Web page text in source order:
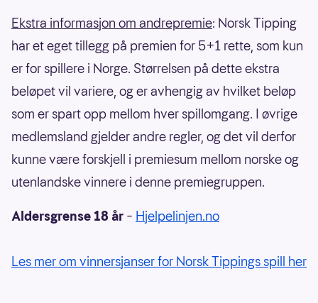
Ekstra informasjon om andrepremie: Norsk Tipping
har et eget tillegg på premien for 5+1 rette, som kun
er for spillere i Norge. Størrelsen på dette ekstra
beløpet vil variere, og er avhengig av hvilket beløp
som er spart opp mellom hver spillomgang. I øvrige
medlemsland gjelder andre regler, og det vil derfor
kunne være forskjell i premiesum mellom norske og
utenlandske vinnere i denne premiegruppen.
Aldersgrense 18 år – Hjelpelinjen.no
Les mer om vinnersjanser for Norsk Tippings spill her